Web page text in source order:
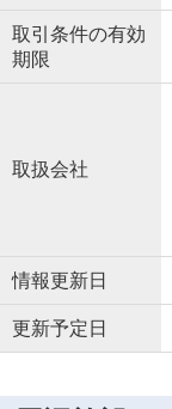
取引条件の有効
期限
取扱会社
情報更新日
更新予定日